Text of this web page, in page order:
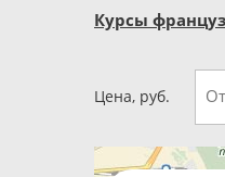
Курсы
Цена, руб.